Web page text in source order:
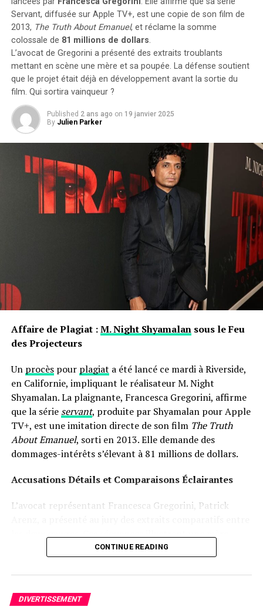
d’autres enfants portant le même nom. Selon les
statistiques de l’Insee,7 694 garçons ont été
prénommés Hugo en 2000,faisant de ce prénom le
quatrième plus populaire cette année-là. À l’école
primaire,il côtoie plusieurs camarades appelés Thibault
et autres prénoms similaires. Pour éviter toute
confusion lors des appels en classe, les enseignants
ajoutent souvent la première lettre du nom de famille
après le prénom : ainsi devient-il rapidement « Hugo
D. », un surnom auquel il s’habitue sans arduousé.
Pensées sur l’Identité Associée au
Prénom
Le choix d’un prénom peut avoir un impact significatif
sur notre identité personnelle tout au long de notre
existence. Que ce soit pour se distinguer ou pour
s’intégrer dans un groupe social spécifique, chaque
individu développe une relation particulière avec son
les prénoms ne sont pas simplement des désignations ;
ils portent avec eux des récits et influencent nos
interactions sociales depuis notre enfance jusqu’à l’âge
adulte.
Servant, diffusée sur Apple TV+, est une copie de son film de
2013, The Truth About Emanuel, et réclame la somme
colossale de 81 millions de dollars.
L’avocat de Gregorini a présenté des extraits troublants
mettant en scène une mère et sa poupée. La défense soutient
que le projet était déjà en développement avant la sortie du
film. Qui sortira vainqueur ?
Published 2 ans ago on 19 janvier 2025
By Julien Parker
Affaire de Plagiat :M. Night Shyamalansous le Feu
des Projecteurs
Un procèspour plagiat a été lancé ce mardi à Riverside,
en Californie, impliquant le réalisateur M. Night
Shyamalan. La plaignante, Francesca Gregorini, affirme
que la série servant, produite par Shyamalan pour Apple
TV+, est une imitation directe de son film The Truth
About Emanuel, sorti en 2013. Elle demande des
dommages-intérêts s’élevant à 81 millions de dollars.
Accusations Détails et Comparaisons Éclairantes
L’avocat représentant Francesca Gregorini, Patrick
prenant soin d’une poupée comme si c’était un véritable
flagrant », a-t-il déclaré devant le jury selon
Variety. »SansEmanuel
CONTINUE READING
DIVERTISSEMENT